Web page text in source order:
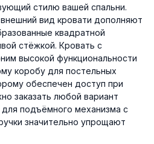
стилю вашей спальни.
вид кровати дополняют
квадратной
стёжкой. Кровать с
высокой функциональности
коробу для постельных
обеспечен доступ при
заказать любой вариант
подъёмного механизма с
значительно упрощают